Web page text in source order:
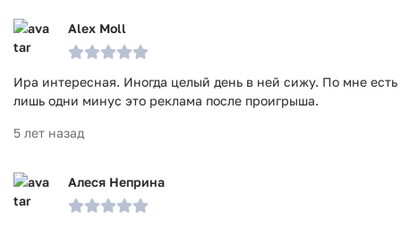
Alex Moll
Ира интересная. Иногда целый день в ней сижу. По мне есть
лишь одни минус это реклама после проигрыша.
5 лет назад
Алеся Неприна